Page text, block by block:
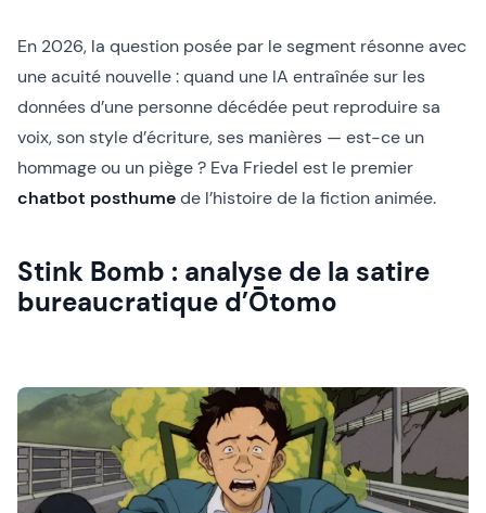
En 2026, la question posée par le segment résonne avec
une acuité nouvelle : quand une IA entraînée sur les
données d’une personne décédée peut reproduire sa
voix, son style d’écriture, ses manières — est-ce un
hommage ou un piège ? Eva Friedel est le premier
chatbot posthumede l’histoire de la fiction animée.
Stink Bomb : analyse de la satire
bureaucratique d’Ōtomo